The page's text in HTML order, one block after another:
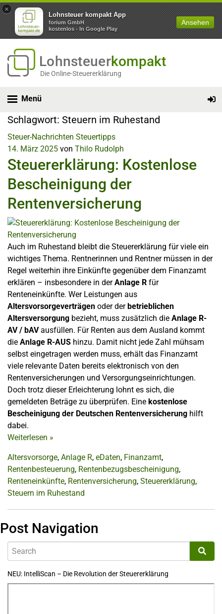
×
Lohnsteuer kompakt App
forium GmbH
kostenlos - In Google Play
Ansehen
Lohnsteuerkompakt
Die Online-Steuererklärung
Menü
Schlagwort: Steuern im Ruhestand
Steuer-Nachrichten Steuertipps
14. März 2025 von Thilo Rudolph
Steuererklärung: Kostenlose
Bescheinigung der
Rentenversicherung
Auch im Ruhestand bleibt die Steuererklärung für viele ein
wichtiges Thema. Rentnerinnen und Rentner müssen in der
Regel weiterhin ihre Einkünfte gegenüber dem Finanzamt
erklären – insbesondere in derAnlage R für
Renteneinkünfte. Wer Leistungen aus
Altersvorsorgeverträgen oder derbetrieblichen
Altersversorgung bezieht, muss zusätzlich die Anlage R-
AV / bAVausfüllen. Für Renten aus dem Ausland kommt
die Anlage R-AUS hinzu. Damit nicht jede Zahl mühsam
selbst eingetragen werden muss, erhält das Finanzamt
viele relevante Daten bereits elektronisch von den
Rentenversicherungen und Versorgungseinrichtungen.
Doch trotz dieser Erleichterung lohnt es sich, die
gemeldeten Beträge zu überprüfen. Eine kostenlose
Bescheinigung der Deutschen Rentenversicherung hilft
dabei.
Weiterlesen »
Altersvorsorge, Anlage R, eDaten, Finanzamt,
Rentenbesteuerung, Rentenbezugsbescheinigung,
Renteneinkünfte, Rentenversicherung, Steuererklärung,
Steuern im Ruhestand
Post Navigation
NEU: IntelliScan – Die Revolution der Steuererklärung